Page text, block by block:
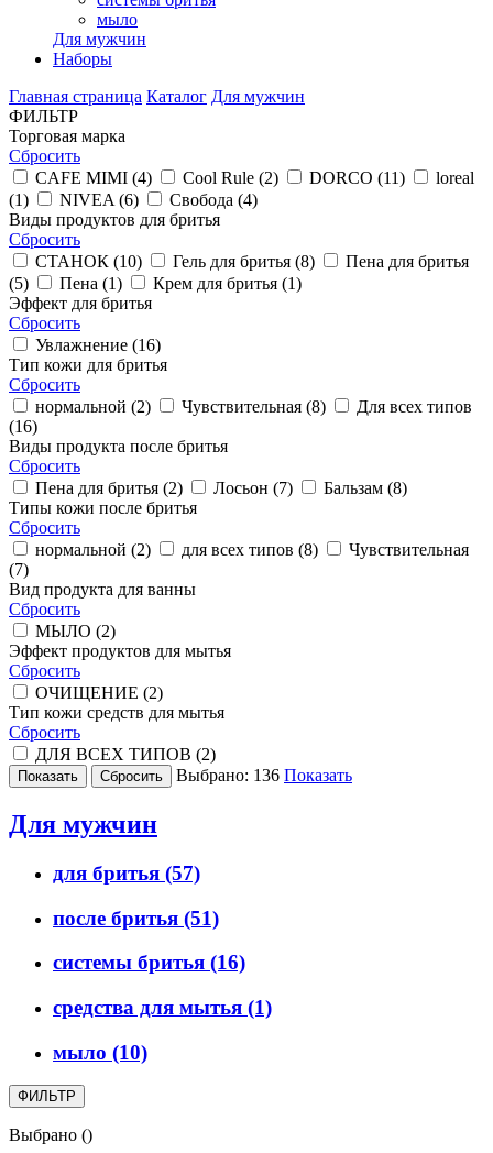
мыло
Для мужчин
Наборы
Главная страница Каталог Для мужчин
ФИЛЬТР
Торговая марка
Сбросить
CAFE MIMI (4) Cool Rule (2) DORCO (11)
loreal
(1) NIVEA (6) Свобода (4)
Виды продуктов для бритья
Сбросить
СТАНОК (10) Гель для бритья (8)
Пена для бритья
(5) Пена (1) Крем для бритья (1)
Эффект для бритья
Сбросить
Увлажнение (16)
Тип кожи для бритья
Сбросить
нормальной (2) Чувствительная (8)
Для всех типов
(16)
Виды продукта после бритья
Сбросить
Пена для бритья (2) Лосьон (7) Бальзам (8)
Типы кожи после бритья
Сбросить
нормальной (2) для всех типов (8)
Чувствительная
(7)
Вид продукта для ванны
Сбросить
МЫЛО (2)
Эффект продуктов для мытья
Сбросить
ОЧИЩЕНИЕ (2)
Тип кожи средств для мытья
Сбросить
ДЛЯ ВСЕХ ТИПОВ (2)
Выбрано: 136 Показать
Для мужчин
для бритья (57)
после бритья (51)
системы бритья (16)
средства для мытья (1)
мыло (10)
ФИЛЬТР
Выбрано ()